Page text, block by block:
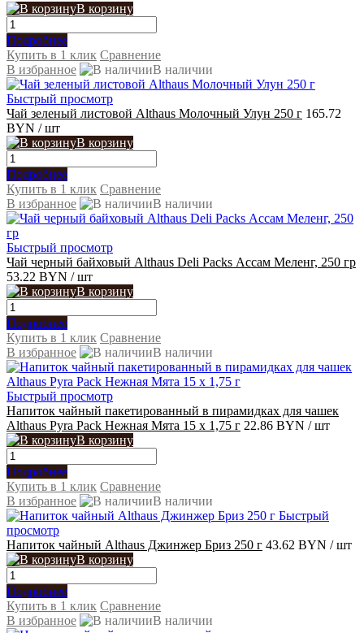
В корзину
Подробнее
Купить в 1 клик Сравнение
В избранное
В наличии
Быстрый просмотр
Чай зеленый листовой Althaus Молочный Улун 250 г 165.72
BYN / шт
В корзину
Подробнее
Купить в 1 клик Сравнение
В избранное
В наличии
Быстрый просмотр
Чай черный байховый Althaus Deli Packs Ассам Меленг, 250 гр
53.22 BYN / шт
В корзину
Подробнее
Купить в 1 клик Сравнение
В избранное
В наличии
Быстрый просмотр
Напиток чайный пакетированный в пирамидках для чашек
Althaus Pyra Pack Нежная Мята 15 x 1,75 г 22.86 BYN / шт
В корзину
Подробнее
Купить в 1 клик Сравнение
В избранное
В наличии
Быстрый
просмотр
Напиток чайный Althaus Джинжер Бриз 250 г 43.62 BYN / шт
В корзину
Подробнее
Купить в 1 клик Сравнение
В избранное
В наличии